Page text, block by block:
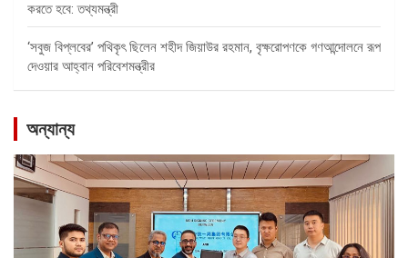
করতে হবে: তথ্যমন্ত্রী
‘সবুজ বিপ্লবের’ পথিকৃৎ ছিলেন শহীদ জিয়াউর রহমান, বৃক্ষরোপণকে গণআন্দোলনে রূপ
দেওয়ার আহ্বান পরিবেশমন্ত্রীর
অন্যান্য